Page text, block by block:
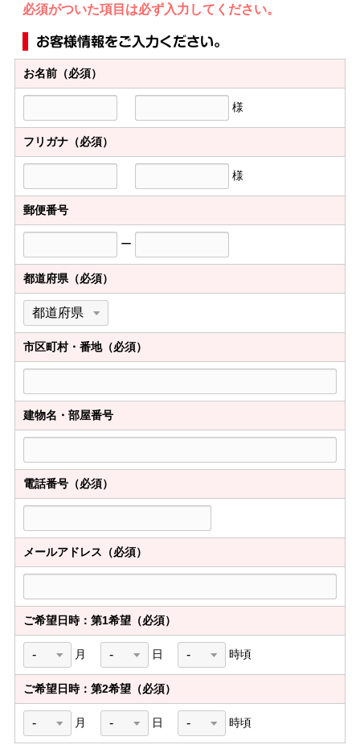
必須がついた項目は必ず入力してください。
お客様情報をご入力ください。
お名前（必須）
様
フリガナ（必須）
様
郵便番号
ー
都道府県（必須）
市区町村・番地（必須）
建物名・部屋番号
電話番号（必須）
メールアドレス（必須）
ご希望日時：第1希望（必須）
月 日 時頃
ご希望日時：第2希望（必須）
月 日 時頃